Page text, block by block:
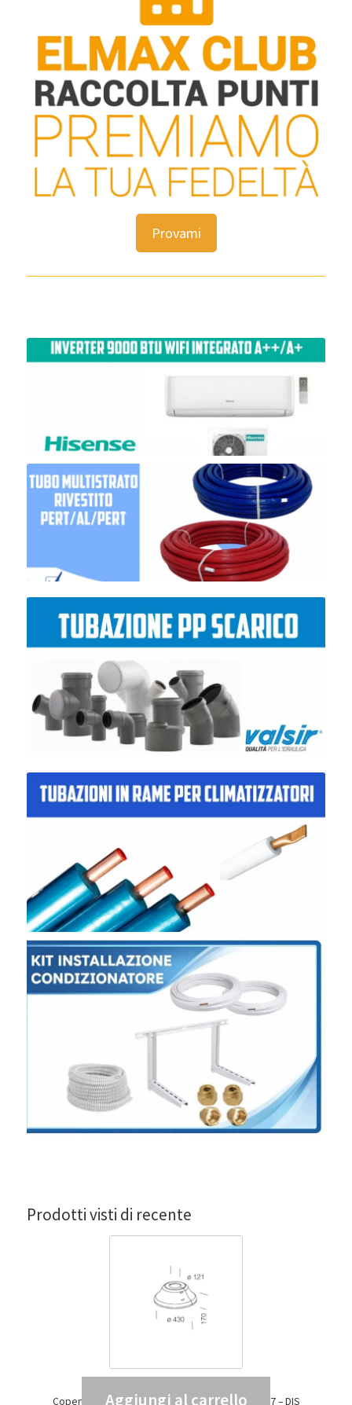
Provami
Prodotti visti di recente
Copertura base palo 222 diametro 120 GREY9007 – DISAggiungi al carrello